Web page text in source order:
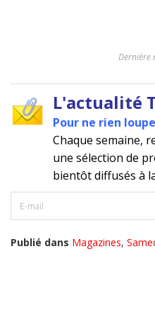
Dernière
L'actualité
Pour ne rien
Chaque semaine,
une sélection de
bientôt diffusés à
Publié dans Magazines,